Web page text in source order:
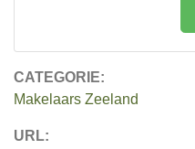
CATEGORIE:
Makelaars Zeeland
URL: